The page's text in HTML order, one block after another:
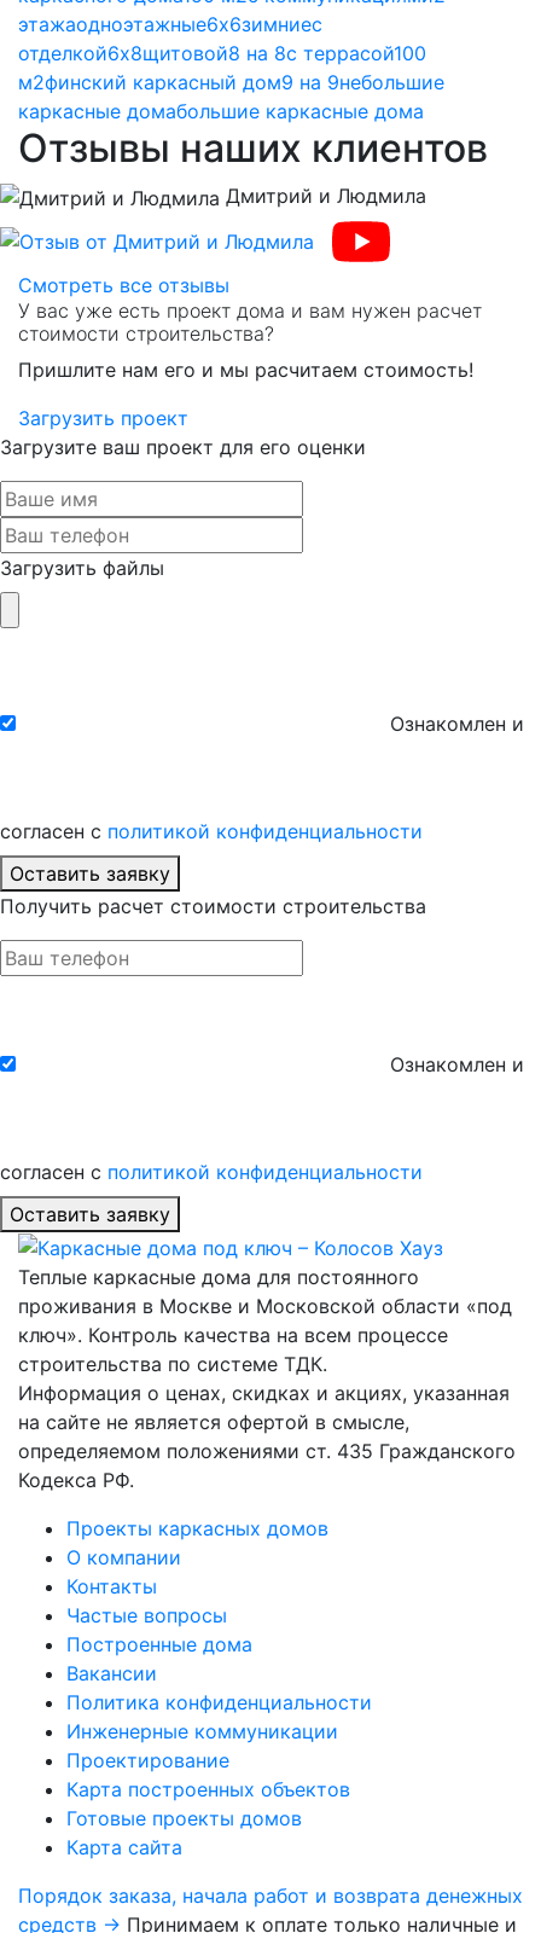
этажаодноэтажные6х6зимниес
отделкой6х8щитовой8 на 8с террасой100
м2финский каркасный дом9 на 9небольшие
каркасные домабольшие каркасные дома
Отзывы наших клиентов
Дмитрий и Людмила
Previous
Смотреть все отзывы
У вас уже есть проект дома и вам нужен расчет
стоимости строительства?
Пришлите нам его и мы расчитаем стоимость!
Загрузить проект
Загрузите ваш проект для его оценки
Загрузить файлы
Ознакомлен и
согласен с политикой конфиденциальности
Оставить заявку
Получить расчет стоимости строительства
Ознакомлен и
согласен с политикой конфиденциальности
Оставить заявку
Теплые каркасные дома для постоянного
проживания в Москве и Московской области «под
ключ». Контроль качества на всем процессе
строительства по системе ТДК.
Информация о ценах, скидках и акциях, указанная
на сайте не является офертой в смысле,
определяемом положениями ст. 435 Гражданского
Кодекса РФ.
Проекты каркасных домов
О компании
Контакты
Частые вопросы
Построенные дома
Вакансии
Политика конфиденциальности
Инженерные коммуникации
Проектирование
Карта построенных объектов
Готовые проекты домов
Карта сайта
Порядок заказа, начала работ и возврата денежных
средств → Принимаем к оплате только наличные и